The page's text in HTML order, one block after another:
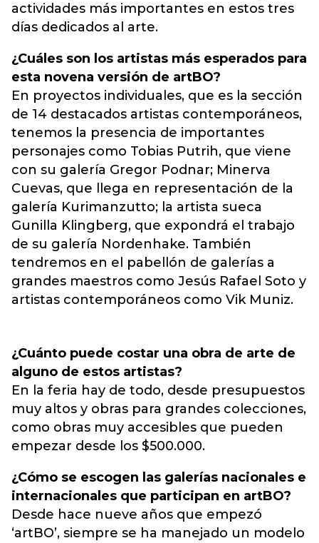
actividades más importantes en estos tres
días dedicados al arte.
¿Cuáles son los artistas más esperados para
esta novena versión de artBO?
En proyectos individuales, que es la sección
de 14 destacados artistas contemporáneos,
tenemos la presencia de importantes
personajes como Tobias Putrih, que viene
con su galería Gregor Podnar; Minerva
Cuevas, que llega en representación de la
galería Kurimanzutto; la artista sueca
Gunilla Klingberg, que expondrá el trabajo
de su galería Nordenhake. También
tendremos en el pabellón de galerías a
grandes maestros como Jesús Rafael Soto y
artistas contemporáneos como Vik Muniz.
¿Cuánto puede costar una obra de arte de
alguno de estos artistas?
En la feria hay de todo, desde presupuestos
muy altos y obras para grandes colecciones,
como obras muy accesibles que pueden
empezar desde los $500.000.
¿Cómo se escogen las galerías nacionales e
internacionales que participan en artBO?
Desde hace nueve años que empezó
‘artBO’, siempre se ha manejado un modelo